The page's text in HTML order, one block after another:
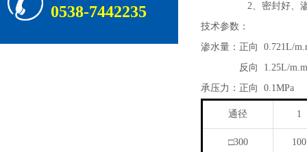
0538-7442235
2、密封好、渗水量
技术参数：
渗水量：正向 0.721L/
反向 1.25L/
承压力：正向 0.1MPa
通径 1
□300 100